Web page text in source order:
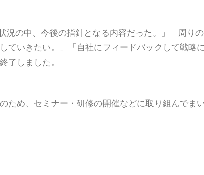
況の中、今後の指針となる内容だった。」「周りの
ていきたい。」「自社にフィードバックして戦略
了しました。
ため、セミナー・研修の開催などに取り組んでま